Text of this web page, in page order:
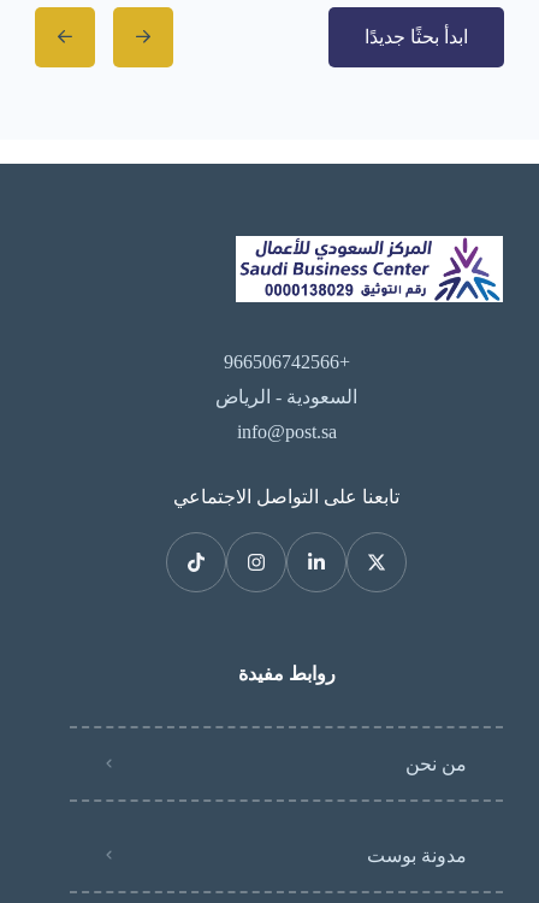
ابدأ بحثًا جديدًا
+966506742566
السعودية - الرياض
info@post.sa
تابعنا على التواصل الاجتماعي
روابط مفيدة
من نحن
مدونة بوست